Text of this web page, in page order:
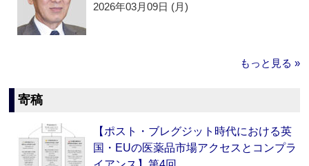
2026年03月09日 (月)
もっと見る »
寄稿
【ポスト・ブレグジット時代における英
国・EUの医薬品市場アクセスとコンプラ